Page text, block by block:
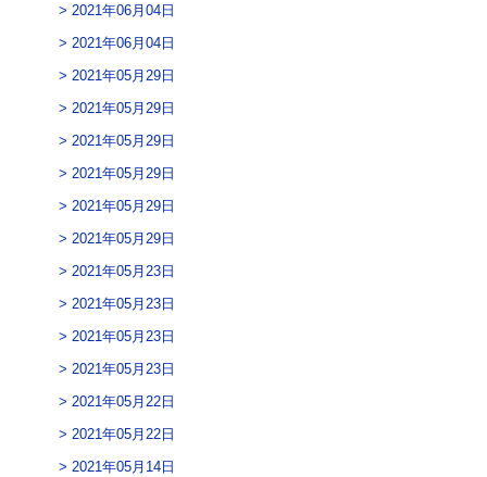
2021年06月04日
2021年06月04日
2021年05月29日
2021年05月29日
2021年05月29日
2021年05月29日
2021年05月29日
2021年05月29日
2021年05月23日
2021年05月23日
2021年05月23日
2021年05月23日
2021年05月22日
2021年05月22日
2021年05月14日